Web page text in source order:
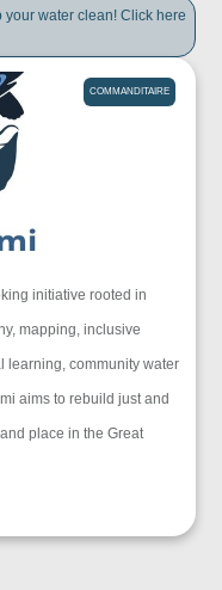
water clean! Click here
COMMANDITAIRE
initiative rooted in
mapping, inclusive
learning, community water
aims to rebuild just and
place in the Great